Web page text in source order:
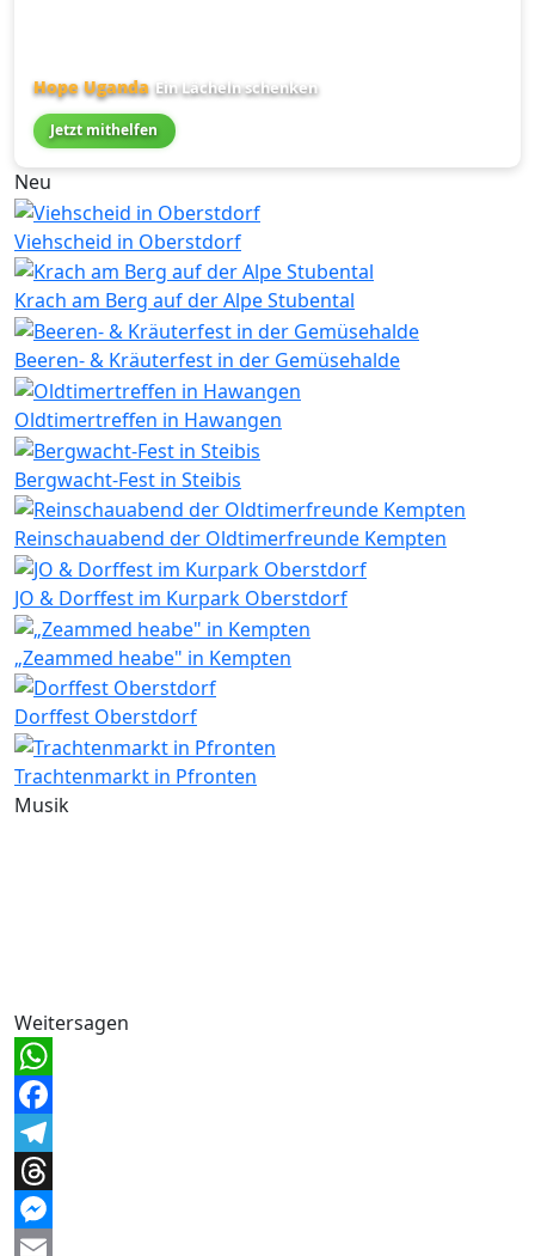
Hope Uganda Ein Lächeln schenken
Jetzt mithelfen
Neu
Viehscheid in Oberstdorf
Krach am Berg auf der Alpe Stubental
Beeren- & Kräuterfest in der Gemüsehalde
Oldtimertreffen in Hawangen
Bergwacht-Fest in Steibis
Reinschauabend der Oldtimerfreunde Kempten
JO & Dorffest im Kurpark Oberstdorf
„Zeammed heabe" in Kempten
Dorffest Oberstdorf
Trachtenmarkt in Pfronten
Musik
Weitersagen
WhatsApp
Facebook
Telegram
Threads
Messenger